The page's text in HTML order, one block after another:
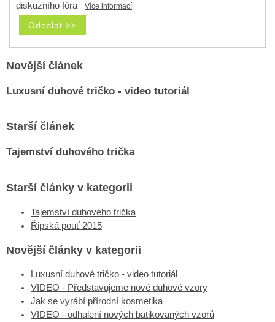
diskuzního fóra
Více informací
Novější článek
Luxusní duhové tričko - video tutoriál
Starší článek
Tajemství duhového trička
Starší články v kategorii
Tajemství duhového trička
Řipská pouť 2015
Novější články v kategorii
Luxusní duhové tričko - video tutoriál
VIDEO - Představujeme nové duhové vzory
Jak se vyrábí přírodní kosmetika
VIDEO - odhalení nových batikovaných vzorů